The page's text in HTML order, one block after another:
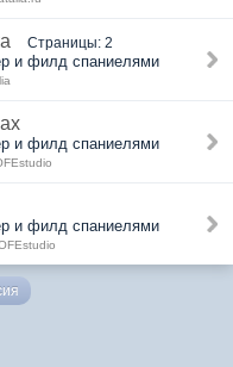
Страницы: 2
и филд спаниелями
и филд спаниелями
и филд спаниелями